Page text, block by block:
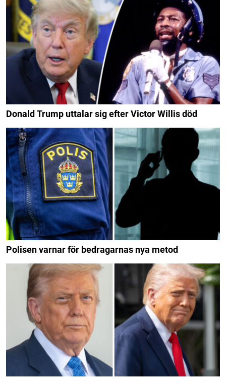
Donald Trump uttalar sig efter Victor Willis död
Polisen varnar för bedragarnas nya metod